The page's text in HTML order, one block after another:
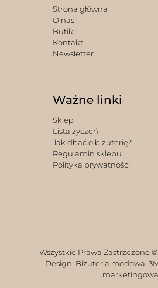
Strona główna
O nas
Butiki
Kontakt
Newsletter
Ważne linki
Sklep
Lista życzeń
Jak dbać o biżuterię?
Regulamin sklepu
Polityka prywatności
Wszystkie Prawa Zastrzeżone ©
Design. Biżuteria modowa.
marketingowa.